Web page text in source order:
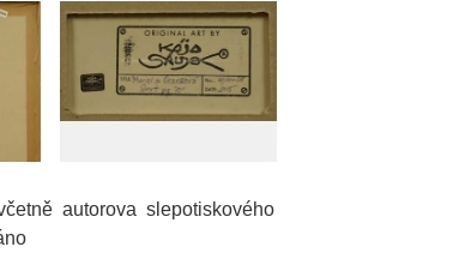
autorova slepotiskového